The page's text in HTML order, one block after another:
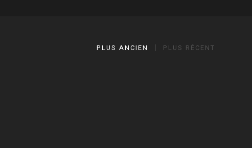
PLUS ANCIEN PLUS RÉCENT